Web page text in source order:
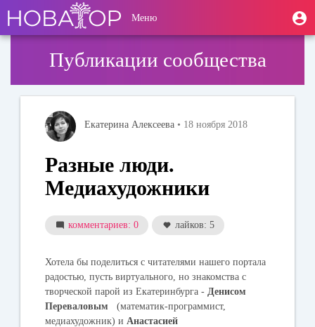
основному
содержанию
User
account
Меню
Публикации сообщества
Екатерина Алексеева • 18 ноября 2018
Разные люди.
Медиахудожники
комментариев: 0 лайков: 5
Хотела бы поделиться с читателями нашего портала
радостью, пусть виртуального, но знакомства с
творческой парой из Екатеринбурга - Денисом
Переваловым(математик-программист,
медиахудожник) и Анастасией